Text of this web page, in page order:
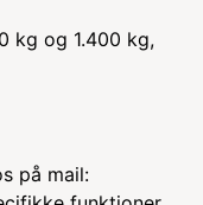
kg og 1.400 kg,
på mail: